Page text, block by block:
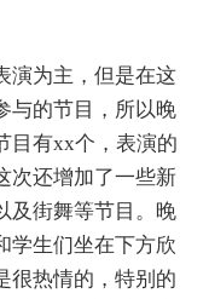
为主，但是在这
与的节目，所以晚
目有xx个，表演的
次还增加了一些新
及街舞等节目。晚
学生们坐在下方欣
很热情的，特别的